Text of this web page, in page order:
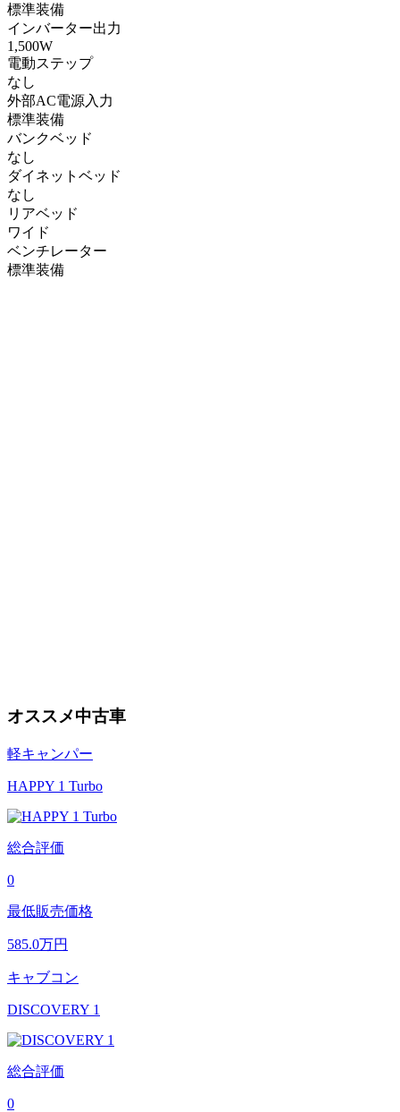
標準装備
インバーター出力
1,500W
電動ステップ
なし
外部AC電源入力
標準装備
バンクベッド
なし
ダイネットベッド
なし
リアベッド
ワイド
ベンチレーター
標準装備
オススメ中古車
軽キャンパー
HAPPY 1 Turbo
総合評価
0
最低販売価格
585.0万円
キャブコン
DISCOVERY 1
総合評価
0